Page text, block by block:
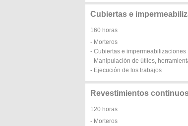
Cubiertas e
160 horas
- Morteros
- Cubiertas e impermeabilizaciones
- Manipulación de útiles,
- Ejecución de los trabajos
Revestimientos
120 horas
- Morteros